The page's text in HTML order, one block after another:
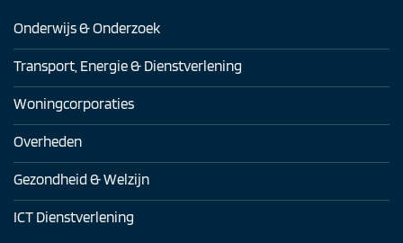
Onderwijs & Onderzoek
Transport, Energie & Dienstverlening
Woningcorporaties
Overheden
Gezondheid & Welzijn
ICT Dienstverlening